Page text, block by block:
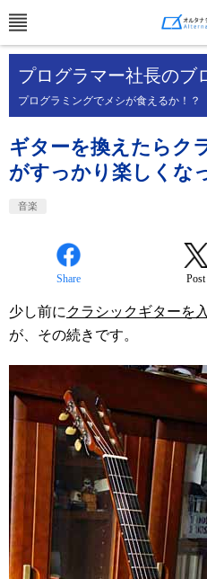
プログラマー社長のブ
プログラミングでメシが食えるか！？
ギターを換えたらク
がすっかり楽しくな
音楽
Share Post
少し前に クラシックギターを
が、その続きです。